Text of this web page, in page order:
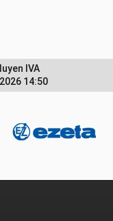
IVA
14:50